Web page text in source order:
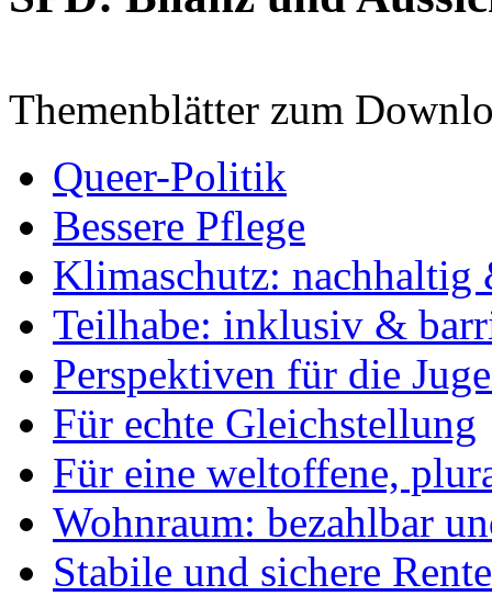
Themenblätter zum
Queer-Politik
Bessere Pflege
Klimaschutz: nachhaltig
Teilhabe: inklusiv &
Perspektiven für die
Für echte Gleichstellung
Für eine weltoffene,
Wohnraum: bezahlbar
Stabile und sichere